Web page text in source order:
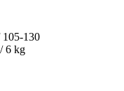
130
6 kg